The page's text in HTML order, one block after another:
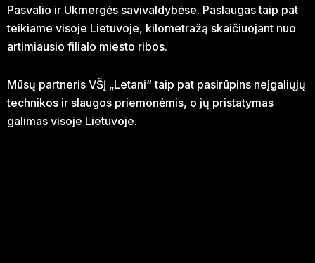
Pasvalio ir Ukmergės savivaldybėse. Paslaugas taip pat
teikiame visoje Lietuvoje, kilometražą skaičiuojant nuo
artimiausio filialo miesto ribos.
Mūsų partneris VŠĮ „Letani“ taip pat pasirūpins neįgaliųjų
technikos ir slaugos priemonėmis, o jų pristatymas
galimas visoje Lietuvoje.